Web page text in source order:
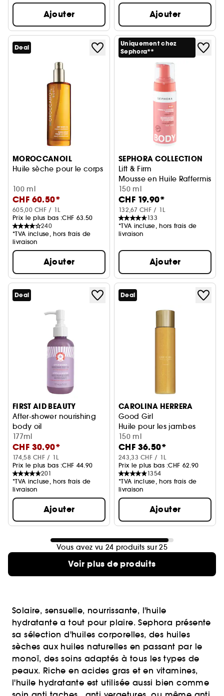
Ajouter Ajouter
Deal
MOROCCANOIL
Huile sèche pour le corps
100 ml
CHF 60.50*
605,00 CHF / 1L
Prix le plus bas :CHF 63.50
240
*TVA incluse, hors frais de
livraison
Ajouter
Uniquement chez
Sephora**
SEPHORA COLLECTION
Lift & Firm
Mousse en Huile
150 ml
CHF 19.90*
132,67 CHF / 1L
133
*TVA incluse, hors frais de
livraison
Ajouter
Deal
FIRST AID BEAUTY
After-shower nourishing
body oil
Huile pour le corps nourrissante 177ml
177ml
CHF 30.90*
174,58 CHF / 1L
Prix le plus bas :CHF 44.90
201
*TVA incluse, hors frais de
livraison
Ajouter
Deal
CAROLINA HERRERA
Good Girl
Huile pour les jambes
150 ml
CHF 36.50*
243,33 CHF / 1L
Prix le plus bas :CHF 62.90
1354
*TVA incluse, hors frais de
livraison
Ajouter
Vous avez vu 24 produits sur 25
Voir plus de produits
Solaire, sensuelle, nourrissante, l'huile
hydratante a tout pour plaire. Sephora présente
sa sélection d'huiles corporelles, des huiles
sèches aux huiles naturelles en passant par le
monoï, des soins adaptés à tous les types de
peaux. Riche en acides gras et en vitamines,
l'huile hydratante est utilisée aussi bien comme